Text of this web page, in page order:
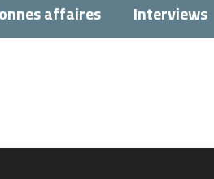
affaires Interviews